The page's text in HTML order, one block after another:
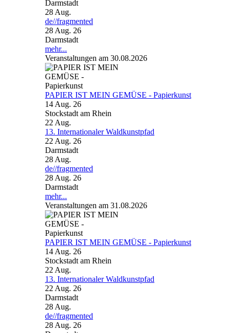
Darmstadt
28 Aug.
de//fragmented
28 Aug. 26
Darmstadt
mehr...
Veranstaltungen am 30.08.2026
PAPIER IST MEIN GEMÜSE - Papierkunst
14 Aug. 26
Stockstadt am Rhein
22 Aug.
13. Internationaler Waldkunstpfad
22 Aug. 26
Darmstadt
28 Aug.
de//fragmented
28 Aug. 26
Darmstadt
mehr...
Veranstaltungen am 31.08.2026
PAPIER IST MEIN GEMÜSE - Papierkunst
14 Aug. 26
Stockstadt am Rhein
22 Aug.
13. Internationaler Waldkunstpfad
22 Aug. 26
Darmstadt
28 Aug.
de//fragmented
28 Aug. 26